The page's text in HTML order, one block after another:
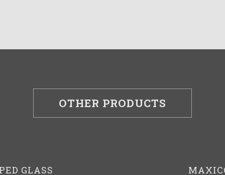
OTHER PRODUCTS
GLASS